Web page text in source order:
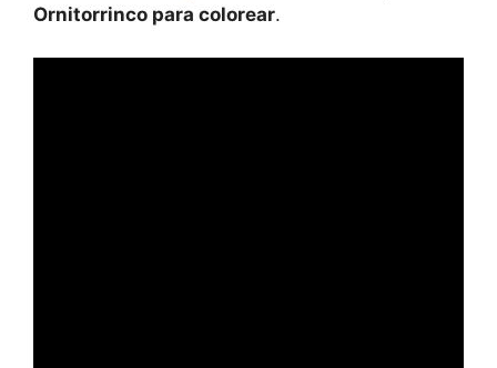
Ornitorrinco para colorear.